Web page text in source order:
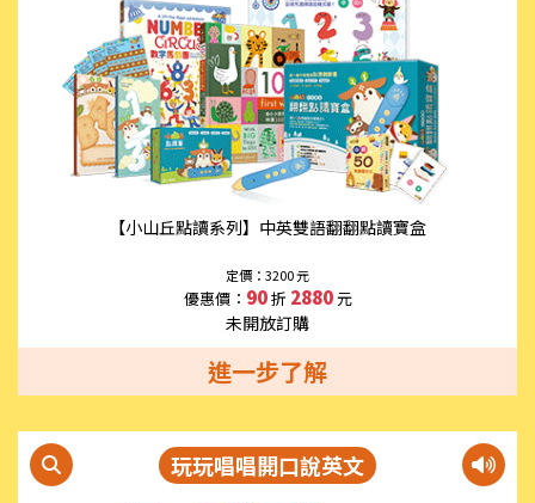
【小山丘點讀系列】中英雙語翻翻點讀寶盒
定價：3200 元
優惠價： 90折 2880元
未開放訂購
進一步了解
玩玩唱唱開口說英文